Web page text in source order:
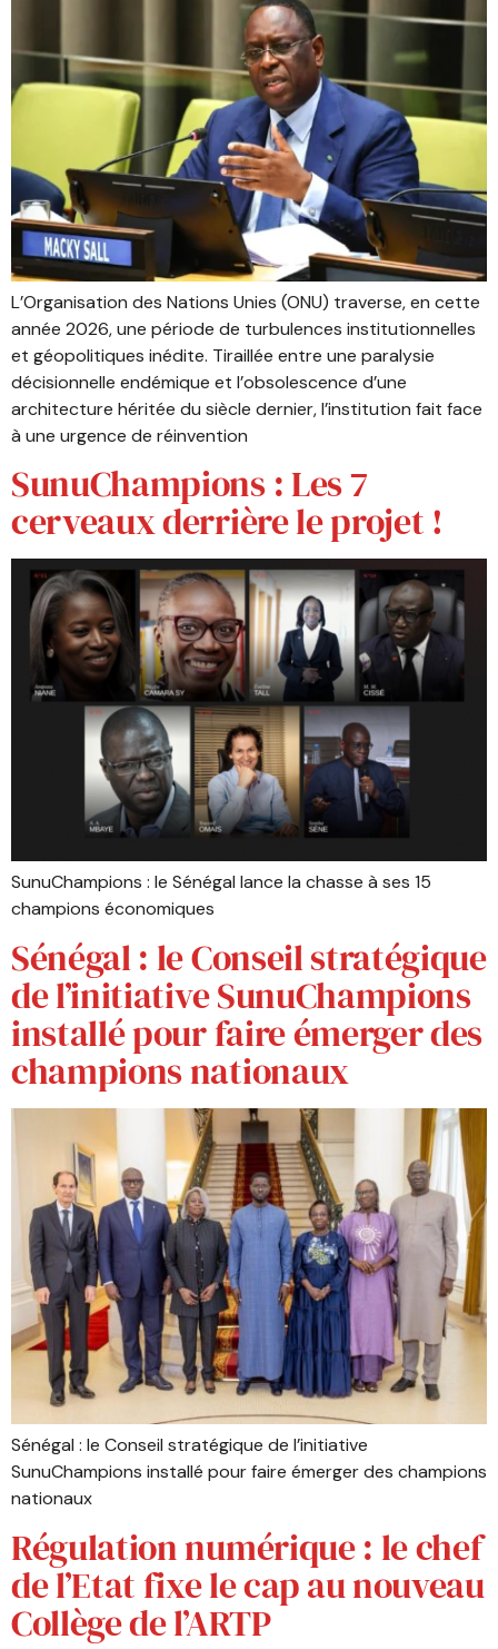
L’Organisation des Nations Unies (ONU) traverse, en cette
année 2026, une période de turbulences institutionnelles
et géopolitiques inédite. Tiraillée entre une paralysie
décisionnelle endémique et l’obsolescence d’une
architecture héritée du siècle dernier, l’institution fait face
à une urgence de réinvention
SunuChampions : Les 7
cerveaux derrière le projet !
SunuChampions : le Sénégal lance la chasse à ses 15
champions économiques
Sénégal : le Conseil stratégique
de l’initiative SunuChampions
installé pour faire émerger des
champions nationaux
Sénégal : le Conseil stratégique de l’initiative
SunuChampions installé pour faire émerger des champions
nationaux
Régulation numérique : le chef
de l’Etat fixe le cap au nouveau
Collège de l’ARTP